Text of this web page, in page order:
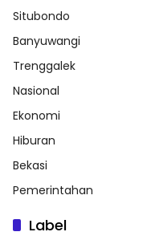
Situbondo
Banyuwangi
Trenggalek
Nasional
Ekonomi
Hiburan
Bekasi
Pemerintahan
Label